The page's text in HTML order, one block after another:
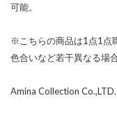
可能。
※こちらの商品は1点1点
色合いなど若干異なる場
Amina Collection Co.,LTD.